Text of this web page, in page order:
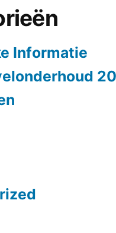
Informatie